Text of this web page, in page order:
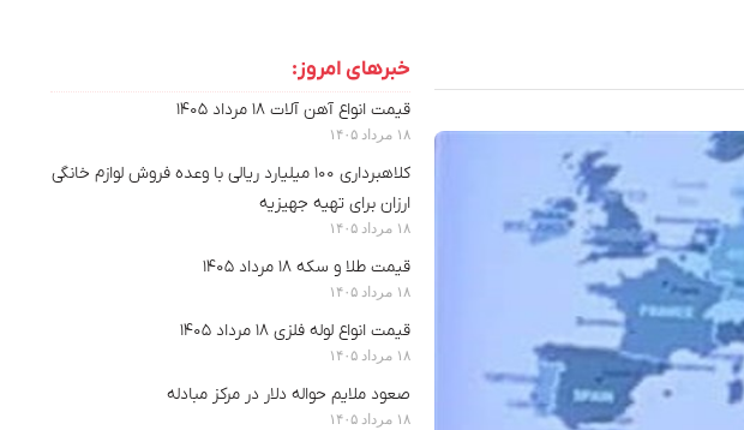
خبرهای امروز:
قیمت انواع آهن آلات ۱۸ مرداد ۱۴۰۵
۱۸ مرداد ۱۴۰۵
کلاهبرداری ۱۰۰ میلیارد ریالی با وعده فروش لوازم خانگی
ارزان برای تهیه جهیزیه
۱۸ مرداد ۱۴۰۵
قیمت طلا و سکه ۱۸ مرداد ۱۴۰۵
۱۸ مرداد ۱۴۰۵
قیمت انواع لوله فلزی ۱۸ مرداد ۱۴۰۵
۱۸ مرداد ۱۴۰۵
صعود ملایم حواله دلار در مرکز مبادله
۱۸ مرداد ۱۴۰۵